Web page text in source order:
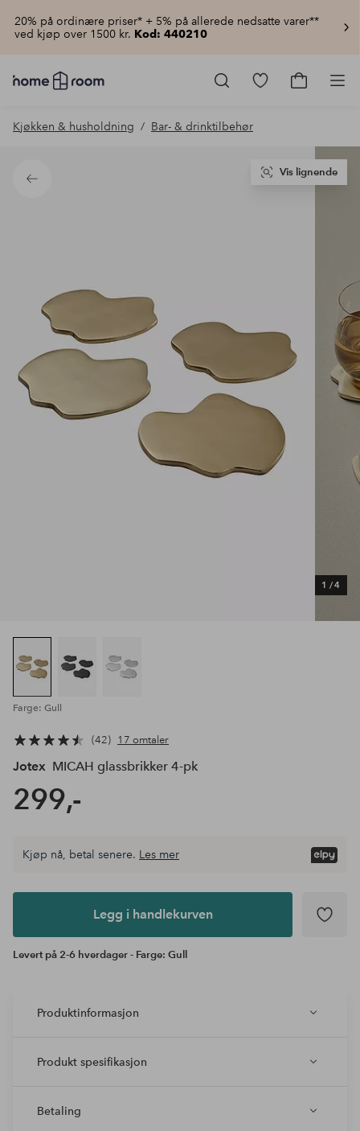
20% på ordinære priser* + 5% på allerede nedsatte varer**
ved kjøp over 1500 kr. Kod: 440210
Homeroom
–
hjemmet
pris
Gå
Gå
Kjøkken & husholdning Bar- & drinktilbehør
Tilbake
1 /4
Vis lignende
Farge: Gull
42 17 omtaler
Jotex MICAH glassbrikker 4-pk
299,-
Legg i
Kjøp nå, betal senere. Les mer
Legg i handlekurven
Levert på 2-6 hverdager - Farge: Gull
Produktinformasjon
Produkt spesifikasjon
Betaling